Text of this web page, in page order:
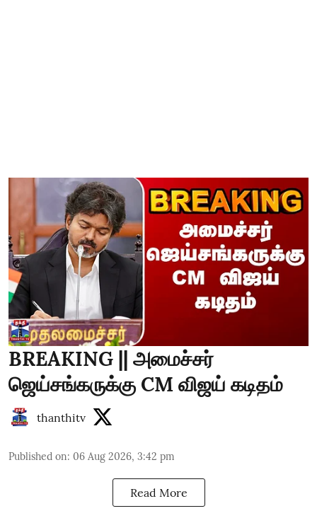
BREAKING || அமைச்சர்
ஜெய்சங்கருக்கு CM விஜய் கடிதம்
thanthitv
Published on: 06 Aug 2026, 3:42 pm
Read More